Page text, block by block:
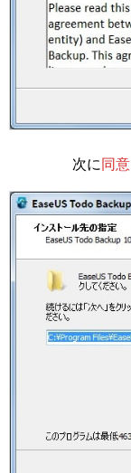
次に 同意